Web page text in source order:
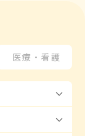
医療・看護